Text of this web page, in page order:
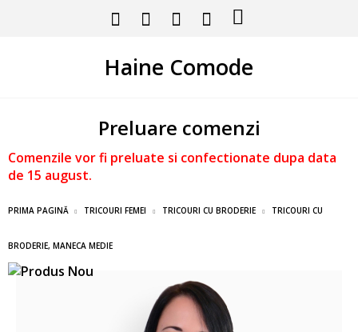
Haine Comode
Preluare comenzi
Comenzile vor fi preluate si confectionate dupa data
de 15 august.
PRIMA PAGINĂ TRICOURI FEMEI TRICOURI CU BRODERIE TRICOURI CU
BRODERIE, MANECA MEDIE